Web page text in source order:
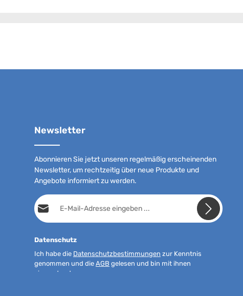
Newsletter
Abonnieren Sie jetzt unseren regelmäßig erscheinenden
Newsletter, um rechtzeitig über neue Produkte und
Angebote informiert zu werden.
E-Mail-Adresse*
Datenschutz
Ich habe die Datenschutzbestimmungen zur Kenntnis
genommen und die AGB gelesen und bin mit ihnen
einverstanden.